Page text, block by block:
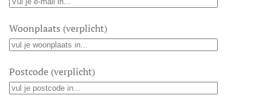
Woonplaats (verplicht)
Postcode (verplicht)